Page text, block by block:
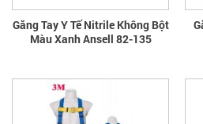
Găng Tay Y Tế Nitrile Không Bột
Màu Xanh Ansell 82-135